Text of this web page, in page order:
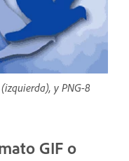
y PNG-8
GIF o